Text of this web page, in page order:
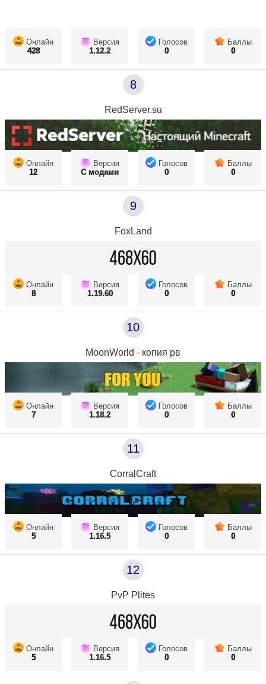
Онлайн
428
Версия
1.12.2
Голосов
0
Баллы
0
8
RedServer.su
Онлайн
12
Версия
С модами
Голосов
0
Баллы
0
9
FoxLand
Онлайн
8
Версия
1.19.60
Голосов
0
Баллы
0
10
MoonWorld - копия рв
Онлайн
7
Версия
1.18.2
Голосов
0
Баллы
0
11
CorralCraft
Онлайн
5
Версия
1.16.5
Голосов
0
Баллы
0
12
PvP Plites
Онлайн
5
Версия
1.16.5
Голосов
0
Баллы
0